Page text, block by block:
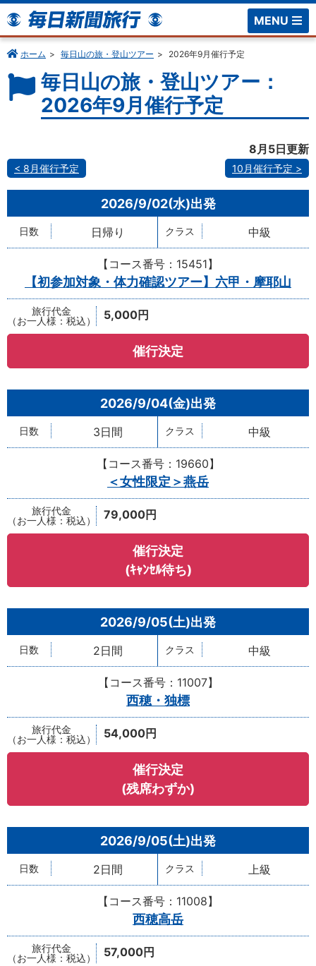
MENU
ホーム 毎日山の旅・登山ツアー 2026年9月催行予定
毎日山の旅・登山ツアー：
2026年9月催行予定
8月5日更新
8月催行予定 10月催行予定
2026/9/02(水)
日帰り 中級
【コース番号：15451】
【初参加対象・体力確認ツアー】六甲・摩耶山
5,000円
催行決定
2026/9/04(金)
3日間 中級
【コース番号：19660】
＜女性限定＞燕岳
79,000円
催行決定
(ｷｬﾝｾﾙ待ち)
2026/9/05(土)
2日間 中級
【コース番号：11007】
西穂・独標
54,000円
催行決定
(残席わずか)
2026/9/05(土)
2日間 上級
【コース番号：11008】
西穂高岳
57,000円